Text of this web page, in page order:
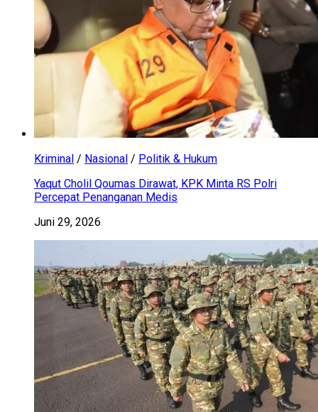
Kriminal / Nasional / Politik & Hukum
Yaqut Cholil Qoumas Dirawat, KPK Minta RS Polri
Percepat Penanganan Medis
Juni 29, 2026